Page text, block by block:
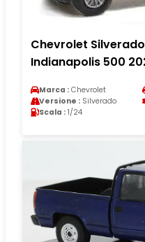
Chevrolet
Indianapolis 500
Marca : Chevrolet
Versione : Silverado
Scala : 1/24